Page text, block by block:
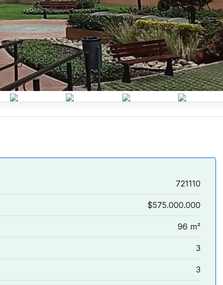
721110
$575.000.000
96 m²
3
3